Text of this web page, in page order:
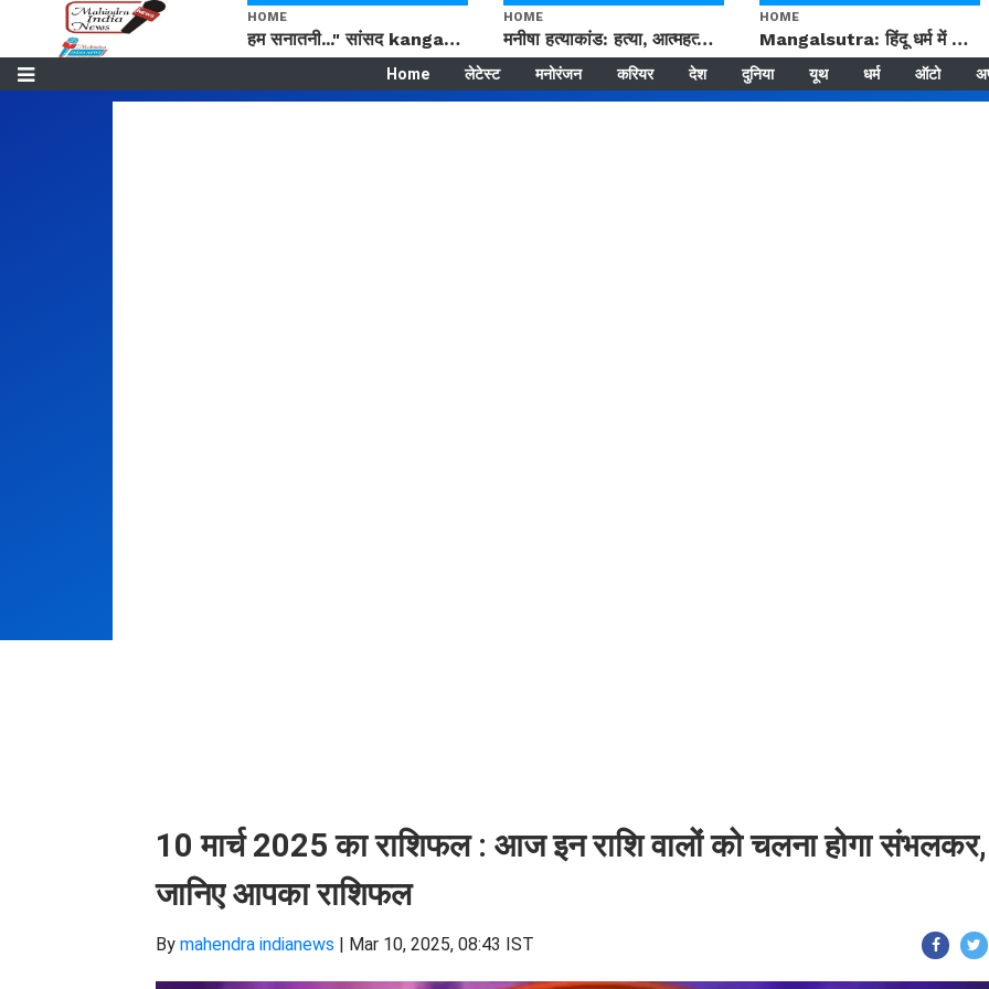
HOME
हम सनातनी..." सांसद kangana Ranaut से क्या बोली लड़की? Viral Jantar-Mantar | CJP protest
HOME
मनीषा हत्याकांड: हत्या, आत्महत्या या कोई बड़ा राज? | Full Story | Josh Haryana
HOME
Mangalsutra: हिंदू धर्म में शादी के बाद मंगलसूत्र क्यों पहनती है महिलाएं, किसने शुरु की ये परंपरा
Home लेटेस्ट मनोरंजन करियर देश दुनिया यूथ धर्म ऑटो
10 मार्च 2025 का राशिफल : आज इन राशि वालों को चलना होगा संभलकर,
जानिए आपका राशिफल
By mahendra indianews | Mar 10, 2025, 08:43 IST